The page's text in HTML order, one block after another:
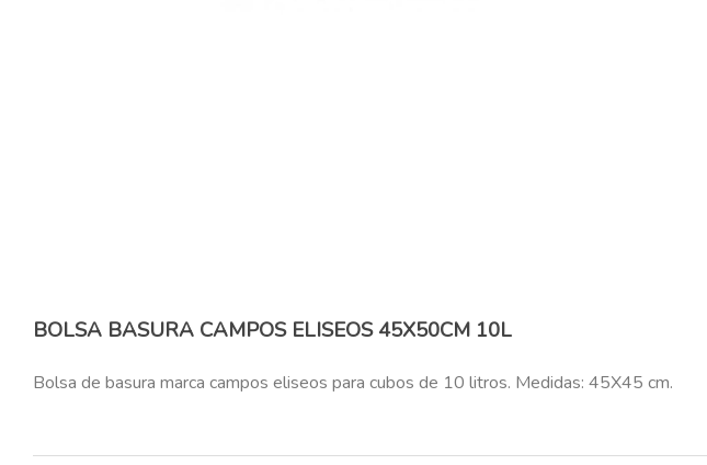
BOLSA BASURA CAMPOS ELISEOS 45X50CM 10L
Bolsa de basura marca campos eliseos para cubos de 10 litros. Medidas: 45X45 cm.